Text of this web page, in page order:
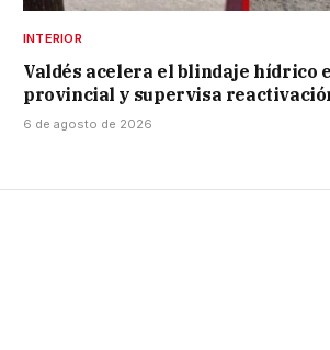
INTERIOR
Valdés acelera el blindaje hídrico
provincial y supervisa
6 de agosto de 2026